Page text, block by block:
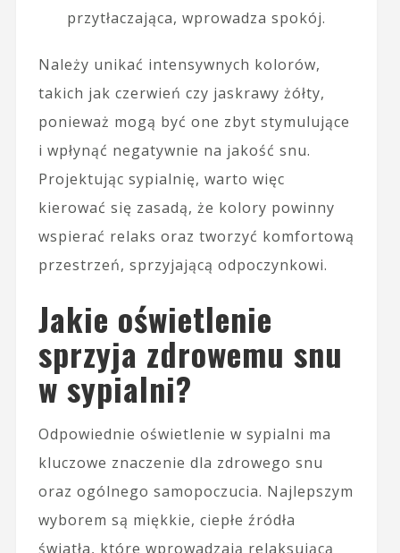
przytłaczająca, wprowadza spokój.
Należy unikać intensywnych kolorów,
takich jak czerwień czy jaskrawy żółty,
ponieważ mogą być one zbyt stymulujące
i wpłynąć negatywnie na jakość snu.
Projektując sypialnię, warto więc
kierować się zasadą, że kolory powinny
wspierać relaks oraz tworzyć komfortową
przestrzeń, sprzyjającą odpoczynkowi.
Jakie oświetlenie
sprzyja zdrowemu snu
w sypialni?
Odpowiednie oświetlenie w sypialni ma
kluczowe znaczenie dla zdrowego snu
oraz ogólnego samopoczucia. Najlepszym
wyborem są miękkie, ciepłe źródła
światła, które wprowadzają relaksującą